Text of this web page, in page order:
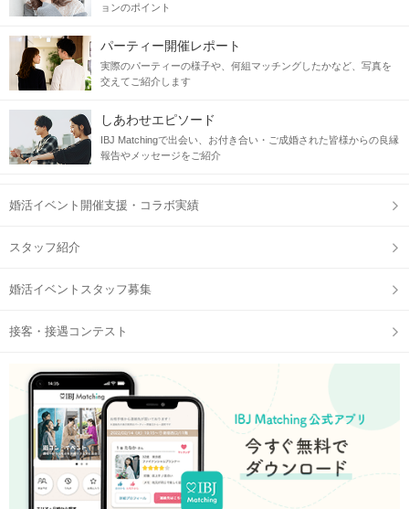
ョンのポイント
パーティー開催レポート
実際のパーティーの様子や、何組マッチングしたかなど、写真を
交えてご紹介します
しあわせエピソード
IBJ Matchingで出会い、お付き合い・ご成婚された皆様からの良縁
報告やメッセージをご紹介
婚活イベント開催支援・コラボ実績
スタッフ紹介
婚活イベントスタッフ募集
接客・接遇コンテスト